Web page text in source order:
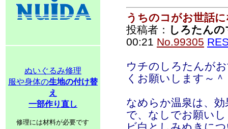
ぬいぐるみ修理
服や身体の生地の付け替
え
一部作り直し
修理には材料が必要です
うちのコがお世話
投稿者： しろたんの
00:21 No.99305
ウチのしろたんが
くお願いします～＾
なめらか温泉は、
で、なしでお願いし